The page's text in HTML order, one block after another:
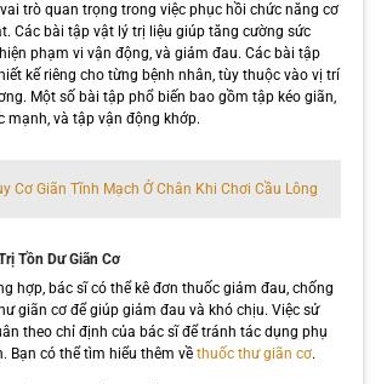
trò quan trọng trong việc phục hồi chức năng cơ
Các bài tập vật lý trị liệu giúp tăng cường sức
phạm vi vận động, và giảm đau. Các bài tập
kế riêng cho từng bệnh nhân, tùy thuộc vào vị trí
Một số bài tập phổ biến bao gồm tập kéo giãn,
mạnh, và tập vận động khớp.
Cơ Giãn Tĩnh Mạch Ở Chân Khi Chơi Cầu Lông
Tồn Dư Giãn Cơ
hợp, bác sĩ có thể kê đơn thuốc giảm đau, chống
giãn cơ để giúp giảm đau và khó chịu. Việc sử
theo chỉ định của bác sĩ để tránh tác dụng phụ
Bạn có thể tìm hiểu thêm về thuốc thư giãn cơ.